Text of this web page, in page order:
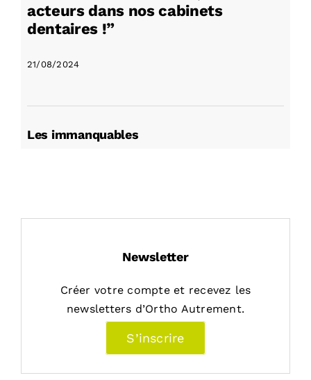
acteurs dans nos cabinets
dentaires !”
21/08/2024
Les immanquables
Newsletter
Créer votre compte et recevez les
newsletters d’Ortho Autrement.
S’inscrire